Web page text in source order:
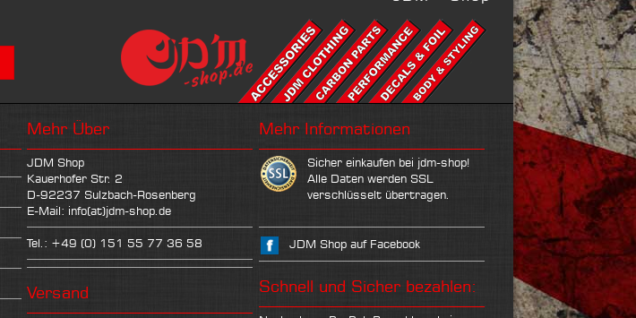
Mehr Über
JDM Shop
Kauerhofer Str. 2
D-92237 Sulzbach-Rosenberg
E-Mail: info(at)jdm-shop.de
Tel.: +49 (0) 151 55 77 36 58
Versand
Mehr Informationen
Sicher einkaufen bei jdm-shop!
Alle Daten werden SSL
verschlüsselt übertragen.
JDM Shop auf Facebook
Schnell und Sicher bezahlen: